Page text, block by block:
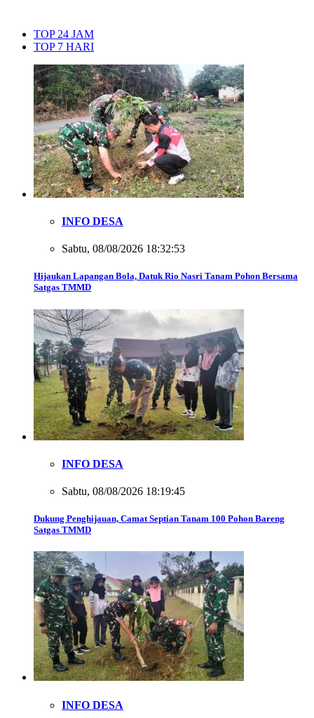
TOP 24 JAM
TOP 7 HARI
INFO DESA
Sabtu, 08/08/2026 18:32:53
Hijaukan Lapangan Bola, Datuk Rio Nasri Tanam Pohon Bersama
Satgas TMMD
INFO DESA
Sabtu, 08/08/2026 18:19:45
Dukung Penghijauan, Camat Septian Tanam 100 Pohon Bareng
Satgas TMMD
INFO DESA